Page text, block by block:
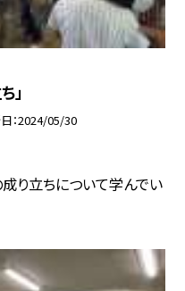
」
2024/05/30
り立ちについて学んでい